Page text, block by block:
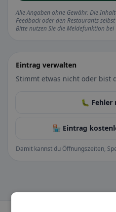
Alle Angaben ohne Gewähr. Die
Feedback oder den Restaurants
Bitte nutzen Sie die Meldefunktion
Eintrag verwalten
Stimmt etwas nicht oder bist
🐛 Fehler
🏪 Eintrag
Damit kannst du Öffnungszeiten,